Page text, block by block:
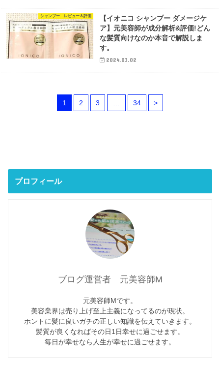
シャンプー レビュー＆評価
【イオニコ シャンプー ダメージケ
ア】元美容師が成分解析&評価!どん
な髪質向けなのか本音で解説しま
す。
2024.03.02
1 2 3 … 34 >
プロフィール
ブログ運営者 元美容師M
元美容師Mです。
美容業界は売り上げ至上主義になってるのが現状。
ホントに髪に良いガチの正しい知識を伝えていきます。
髪質が良くなればその日1日幸せに過ごせます。
毎日が幸せなら人生が幸せに過ごせます。